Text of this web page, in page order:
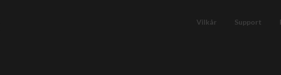
Vilkår Support